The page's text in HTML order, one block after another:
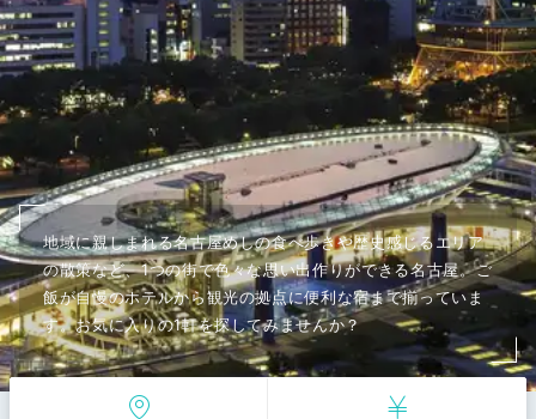
地域に親しまれる名古屋めしの食べ歩きや歴史感じるエリア
の散策など、1つの街で色々な思い出作りができる名古屋。ご
飯が自慢のホテルから観光の拠点に便利な宿まで揃っていま
す。お気に入りの1軒を探してみませんか？